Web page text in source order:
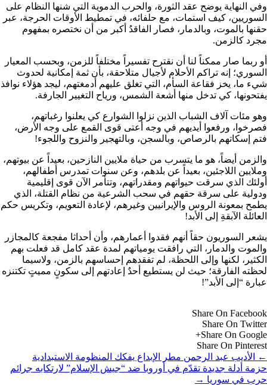
وفي النهاية يوضح عقد الثورة، والحرب الدموية التي شنها النظام على
السوريين، كيف استمات، مع حلفائه، في تمطيط الأوقات الحرجة، عبر
حقنها بالموت، وبالدمار، فصار الفاقدُ أكبر من أن نختصره بمفهوم
مجرد كالزمن.
أو ربما صار ممكناً لنا أن نقترح تفسيراً مختلفاً للزمن، وبحسب المعيار
السوري؛ إنه تراكم الأحلام لأجيال متلاحقة، بأن ثمة إمكانية لحدوث
شيء ما، يخز فقاعة السأم، التي تغلق عليهم أدمغتهم، ليجد هؤلاء نوافذ
يفتحونها، كي تدخل منها أشعة الشمس، ورياح التغيير الجارفة.
وهو مئات آلاف الشباب الذين نزلوا الشوارع كي يعلنوا رغباتهم،
فصرخوا، ورفعوا أيديهم في وجه أعتى قوى القمع على وجه الأرض،
فتم إسكاتهم بالرصاص، وبالسجن، وبالتهجير والنزوح واللجوء!
والزمن أيضاً، هو ما يتسرب من حياة ملايين النازحين، بعيداً عن بيوتهم،
وملايين اللاجئين، بعيداً عن بلدهم، وعن سنوات تمدرس أطفالهم،
أولئك الذي سرقت حيواتهم ومقدراتهم، وتتأمر الآن قوى إقليمية
ودولية على سرقة حقهم في سحب الشرعية من نظام القتلة، الذي
يطمح بمعونة الروس والإيرانيين وغيرهم، لإعادة التعويم، وتكريس حكم
العائلة الآبقةِ إلى الأبد!
يشعر السوريون حقاً أنهم فقدوا أعمارهم، وأن أحداثا مفجعة كالمجازر
والموت والدمار، التي رافقت يومياتهم لمدة عقد كامل قد فعلت بهم
الكثير، لكنها وإلى اللحظة، لم تفقدهم إحساسهم بالزمن، ولاسيما
لحظته الفارقة؛ حيث لن يستطيع أحدٌ إعادتهم إلى سكونٍ مميتٍ تكتنزه
عبارة “إلى الأبد”!
Share On Facebook
Share On Twitter
Share On Google+
Share On Pinterest
←
الأديب عبد الرحمن مطر الإبداع يفكك المنظومة الاستبدادية
حزمة أدلة جديدة تقدّم في أوروبا ضد “جيش الإسلام” لارتكابه جرائم
حرب في سوريا →